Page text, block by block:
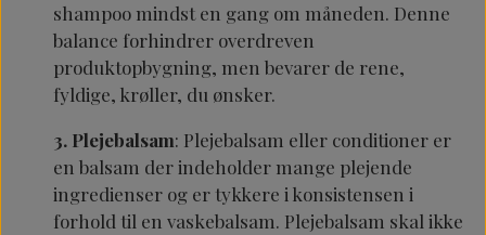
shampoo mindst en gang om måneden. Denne
balance forhindrer overdreven
produktopbygning, men bevarer de rene,
fyldige, krøller, du ønsker.
3. Plejebalsam: Plejebalsam eller conditioner er
en balsam der indeholder mange plejende
ingredienser og er tykkere i konsistensen i
forhold til en vaskebalsam. Plejebalsam skal ikke